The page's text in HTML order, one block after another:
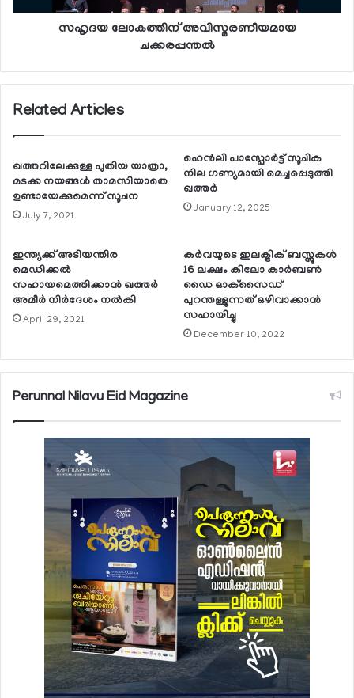
സഹൃദയ ലോകത്തിന് അവിസ്മരണീയമായ
ചക്കരപ്പന്തല്‍
Related Articles
ഖത്തറിലേക്കുള്ള പുതിയ യാത്രാ,
മടക്ക നയങ്ങള്‍ താമസിയാതെ
ഉണ്ടായേക്കുമെന്ന് സൂചന
July 7, 2021
ഹെന്‍ലി പാസ്പോര്‍ട്ട് സൂചിക
നില ഗണ്യമായി മെച്ചപ്പെടുത്തി
ഖത്തര്‍
January 12, 2025
ഇന്ത്യക്ക് അടിയന്തിര
മെഡിക്കല്‍
സഹായമെത്തിക്കാന്‍ ഖത്തര്‍
അമീര്‍ നിര്‍ദേശം നല്‍കി
April 29, 2021
കര്‍വയുടെ ഇലക്ട്രിക് ബസ്സുകള്‍
16 ലക്ഷം കിലോ കാര്‍ബണ്‍
ഡൈ ഓക്‌സൈഡ്
പുറന്തള്ളുന്നത് ഒഴിവാക്കാന്‍
സഹായിച്ചു
December 10, 2022
Perunnal Nilavu Eid Magazine